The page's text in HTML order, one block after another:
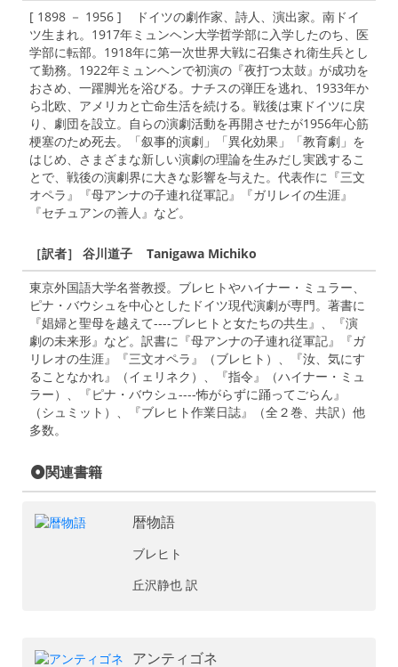
[ 1898 － 1956 ] ドイツの劇作家、詩人、演出家。南ドイ
ツ生まれ。1917年ミュンヘン大学哲学部に入学したのち、医
学部に転部。1918年に第一次世界大戦に召集され衛生兵とし
て勤務。1922年ミュンヘンで初演の『夜打つ太鼓』が成功を
おさめ、一躍脚光を浴びる。ナチスの弾圧を逃れ、1933年か
ら北欧、アメリカと亡命生活を続ける。戦後は東ドイツに戻
り、劇団を設立。自らの演劇活動を再開させたが1956年心筋
梗塞のため死去。「叙事的演劇」「異化効果」「教育劇」を
はじめ、さまざまな新しい演劇の理論を生みだし実践するこ
とで、戦後の演劇界に大きな影響を与えた。代表作に『三文
オペラ』『母アンナの子連れ従軍記』『ガリレイの生涯』
『セチュアンの善人』など。
［訳者］ 谷川道子 Tanigawa Michiko
東京外国語大学名誉教授。ブレヒトやハイナー・ミュラー、
ピナ・バウシュを中心としたドイツ現代演劇が専門。著書に
『娼婦と聖母を越えて----ブレヒトと女たちの共生』、『演
劇の未来形』など。訳書に『母アンナの子連れ従軍記』『ガ
リレオの生涯』『三文オペラ』（ブレヒト）、『汝、気にす
ることなかれ』（イェリネク）、『指令』（ハイナー・ミュ
ラー）、『ピナ・バウシュ----怖がらずに踊ってごらん』
（シュミット）、『ブレヒト作業日誌』（全２巻、共訳）他
多数。
関連書籍
暦物語
ブレヒト
丘沢静也 訳
アンティゴネ